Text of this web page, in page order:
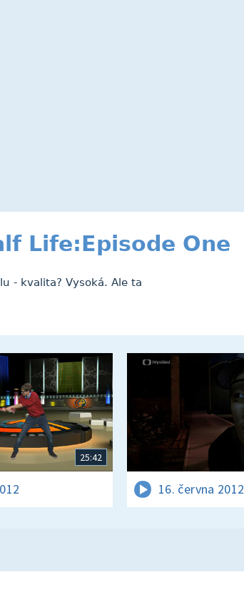
Life:Episode One
- kvalita? Vysoká. Ale ta
25:42
16. června 2012